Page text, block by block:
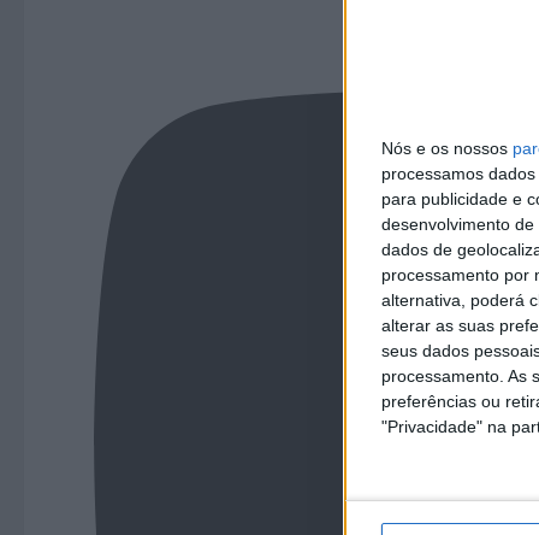
Nós e os nossos
processamos
para publicidade e
desenvolvimento de
dados de
processamento por
alternativa, poderá
alterar as suas
seus dados
processamento. As
preferências ou
"Privacidade" na